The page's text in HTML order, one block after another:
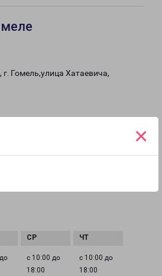
×
Гомель,улица Хатаевича,
с 10:00 до
18:00
с 10:00 до
18:00